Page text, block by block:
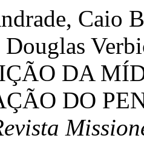
Caio
DA
DO